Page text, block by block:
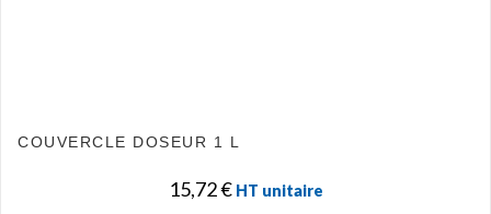
COUVERCLE DOSEUR 1 L
15,72€ HT unitaire